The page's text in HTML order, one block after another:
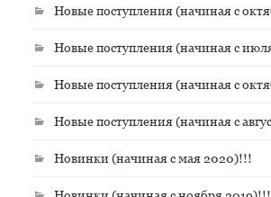
Новые поступления (начиная с
Новые поступления (начиная с
Новые поступления (начиная с
Новые поступления (начиная с
Новинки (начиная с мая 2020)!!!